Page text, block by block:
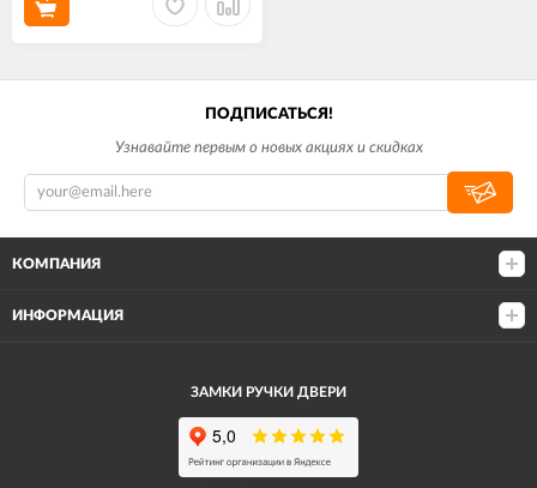
ПОДПИСАТЬСЯ!
Узнавайте первым о новых акциях и скидках
КОМПАНИЯ
ИНФОРМАЦИЯ
ЗАМКИ РУЧКИ ДВЕРИ